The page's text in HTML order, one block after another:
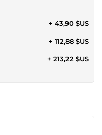
+ 43,90 $US
+ 112,88 $US
+ 213,22 $US